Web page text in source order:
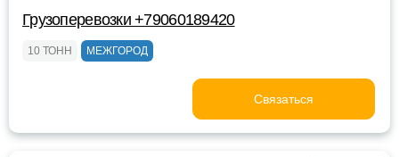
Грузоперевозки +79060189420
10 ТОНН МЕЖГОРОД
Связаться